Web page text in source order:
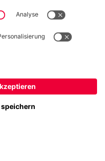
zzgl. Versandkosten
AG
Str. 51-57, 81547 München
zu liefern!
zu liefern!